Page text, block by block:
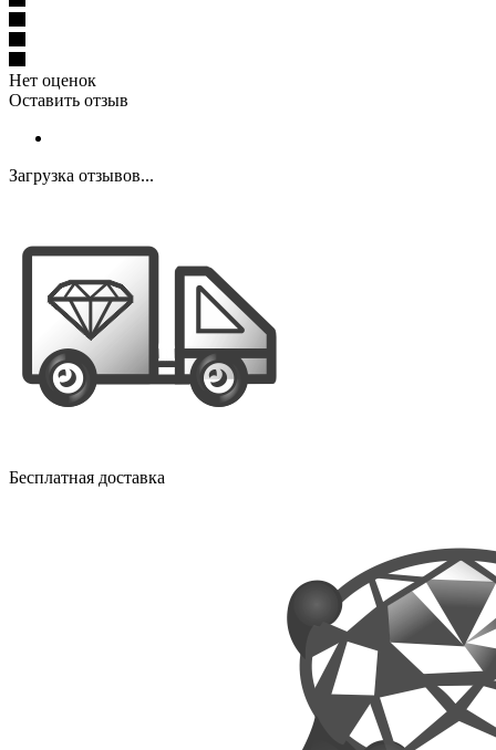
Нет оценок
Оставить отзыв
Загрузка отзывов...
Бесплатная доставка